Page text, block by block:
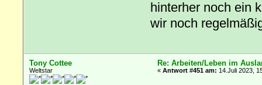
hinterher noch ein
wir noch
Tony Cottee
Weltstar
Re: Arbeiten/Leben im
«Antwort #451 am: 14.Juli 2023,